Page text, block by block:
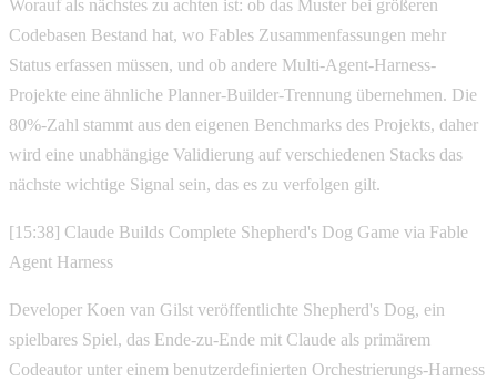
Worauf als nächstes zu achten ist: ob das Muster bei größeren
Codebasen Bestand hat, wo Fables Zusammenfassungen mehr
Status erfassen müssen, und ob andere Multi-Agent-Harness-
Projekte eine ähnliche Planner-Builder-Trennung übernehmen. Die
80%-Zahl stammt aus den eigenen Benchmarks des Projekts, daher
wird eine unabhängige Validierung auf verschiedenen Stacks das
nächste wichtige Signal sein, das es zu verfolgen gilt.
[15:38] Claude Builds Complete Shepherd's Dog Game via Fable
Agent Harness
Developer Koen van Gilst veröffentlichte Shepherd's Dog, ein
spielbares Spiel, das Ende-zu-Ende mit Claude als primärem
Codeautor unter einem benutzerdefinierten Orchestrierungs-Harness